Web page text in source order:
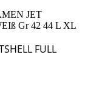
JET
Gr 42 44 L XL
FULL